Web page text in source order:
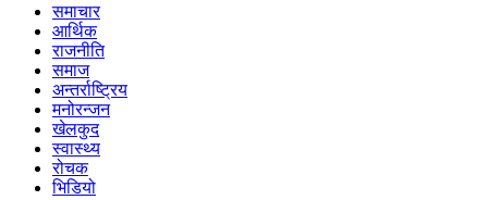
समाचार
आर्थिक
राजनीति
समाज
अन्तर्राष्ट्रिय
मनोरन्जन
खेलकुद
स्वास्थ्य
रोचक
भिडियो